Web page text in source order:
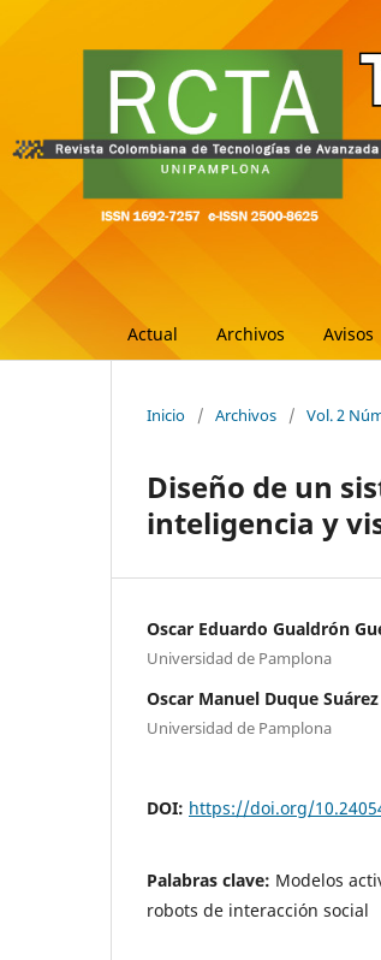
Actual Archivos Avisos
Inicio / Archivos / Vol. 2
Diseño de un
inteligencia y
Oscar Eduardo Gualdrón
Universidad de Pamplona
Oscar Manuel Duque Suárez
Universidad de Pamplona
DOI: https://doi.org/
Palabras clave: Modelos
robots de interacción social